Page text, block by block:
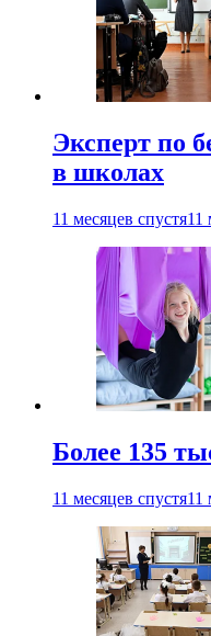
Эксперт по
в школах
11 месяцев спустя11
Более 135
11 месяцев спустя11